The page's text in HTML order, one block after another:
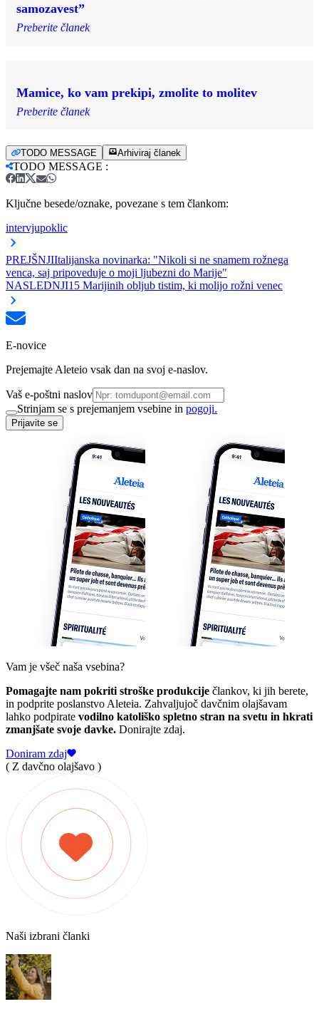
samozavest”
Preberite članek
Mamice, ko vam prekipi, zmolite to molitev
Preberite članek
TODO MESSAGE Arhiviraj članek
TODO MESSAGE :
Ključne besede/oznake, povezane s tem člankom:
intervjupoklic
PREJŠNJIItalijanska novinarka: "Nikoli si ne snamem rožnega
venca, saj pripoveduje o moji ljubezni do Marije"
NASLEDNJI15 Marijinih obljub tistim, ki molijo rožni venec
E-novice
Prejemajte Aleteio vsak dan na svoj e-naslov.
Vaš e-poštni naslov
Strinjam se s prejemanjem vsebine in pogoji.
Prijavite se
Vam je všeč naša vsebina?
Pomagajte nam pokriti stroške produkcije člankov, ki jih berete,
in podprite poslanstvo Aleteia. Zahvaljujoč davčnim olajšavam
lahko podpirate vodilno katoliško spletno stran na svetu in hkrati
zmanjšate svoje davke. Donirajte zdaj.
Doniram zdaj
( Z davčno olajšavo )
Naši izbrani članki